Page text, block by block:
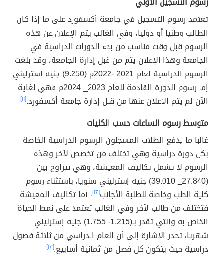
تعتمد رسوم التسجيل في جامعة أكسفورد على ما إذا كان
الطالب وطنيا أو دوليا، وفي الغالب يتم الإعلان عن هذه
الرسوم قبل وقت مناسب من بدء الدورات الدراسية في
الجامعة وهذا الإعلان يتم من قبل إدارة الجامعة، وقد بلغت
الرسوم الدراسية لعام 2021 -2022م (9.250) جنيه إسترليني
إما رسوم الدورة القادمة للعام 2023_ 2024م فهي لغاية
الآن لم يتم الإعلان عنها من قبل إدارة جامعة أكسفورد.[١١]
متوسط رسوم الساعات حسب الكليات
غالبا ما يدفع الطلاب المسجلون الرسوم الدراسية الخاصة
بكل دورة دراسية وهي تختلف من تخصص لآخر وهذه
الرسوم لا تشمل تكاليف المعيشة، وهي تتراوح بين
(27.840_ 39.010) جنيه إسترليني سنويا، باستثناء رسوم
كلية الطب وخاصة للطلبة الأجانب[١٢] ، أما تكاليف المعيشة
فتختلف من طالب لآخر وفي الغالب تعتمد على نمط الحياة
الخاص به والتي تقدر بـ(1.215- 1.755) جنيه إسترليني
شهريا، تجدر الإشارة إلى أن العام الدراسي من ثلاثة فصول
دراسية حيث يتكون كل فصل من ثمانية أسابيع.[١٣]